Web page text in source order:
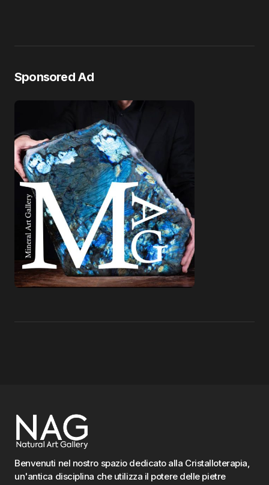
Sponsored Ad
Benvenuti nel nostro spazio dedicato alla Cristalloterapia,
un'antica disciplina che utilizza il potere delle pietre